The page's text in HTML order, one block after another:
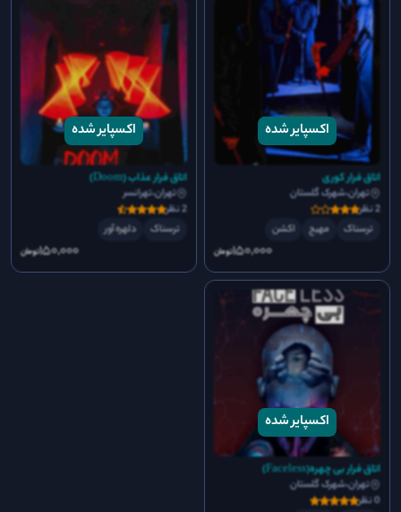
اتاق فرار کوری
تهران،شهرک گلستان
2 نظر
ترسناک
مهیج اکشن
150٬000تومان
اتاق فرار عذاب (Doom)
تهران،تهرانسر
2 نظر
ترسناک
دلهره آور
150٬000تومان
اتاق فرار بی چهره(Faceless)
تهران،شهرک گلستان
0 نظر